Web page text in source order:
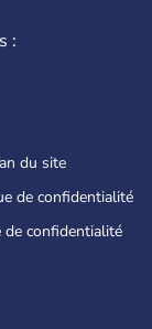
:
du site
de confidentialité
confidentialité